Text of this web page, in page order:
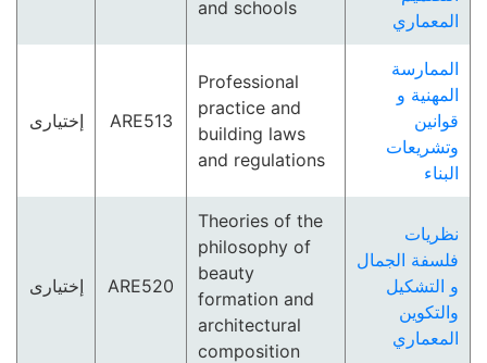
المعماري
and schools
الممارسة
المهنية و
قوانين
وتشريعات
البناء
Professional
practice and
building laws
and regulations
ARE513 إختيارى
نظريات
فلسفة الجمال
و التشكيل
والتكوين
المعماري
Theories of the
philosophy of
beauty
formation and
architectural
composition
ARE520 إختيارى